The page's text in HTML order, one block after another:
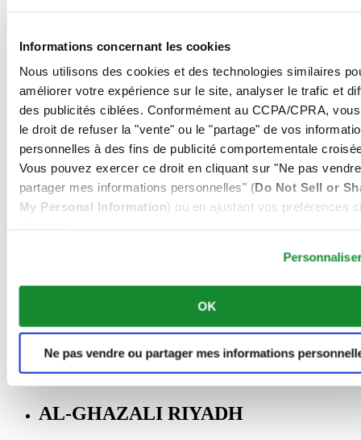
Informations concernant les cookies
Nous utilisons des cookies et des technologies similaires
améliorer votre expérience sur le site, analyser le trafic et
des publicités ciblées. Conformément au CCPA/CPRA,
le droit de refuser la "vente" ou le "partage" de vos
personnelles à des fins de publicité comportementale
Vous pouvez exercer ce droit en cliquant sur "Ne pas
partager mes informations personnelles" (Do Not Sell or
My Personal Information) ou en ajustant vos préférences
OK
Ne pas vendre ou partager mes informations
Riyadh
Arabie Saoudite
00966 1 4032968
Riyadh@al-ghazalisa.com
See detailsGo to the 'AL-GHAZALI RIYADH'
AL-GHAZALI RIYADH
Olaya
Riyadh
Arabie Saoudite
00966 1 4561410
Arabie Saoudite
00966 1 4628858
AL-GHAZALI RIYADH